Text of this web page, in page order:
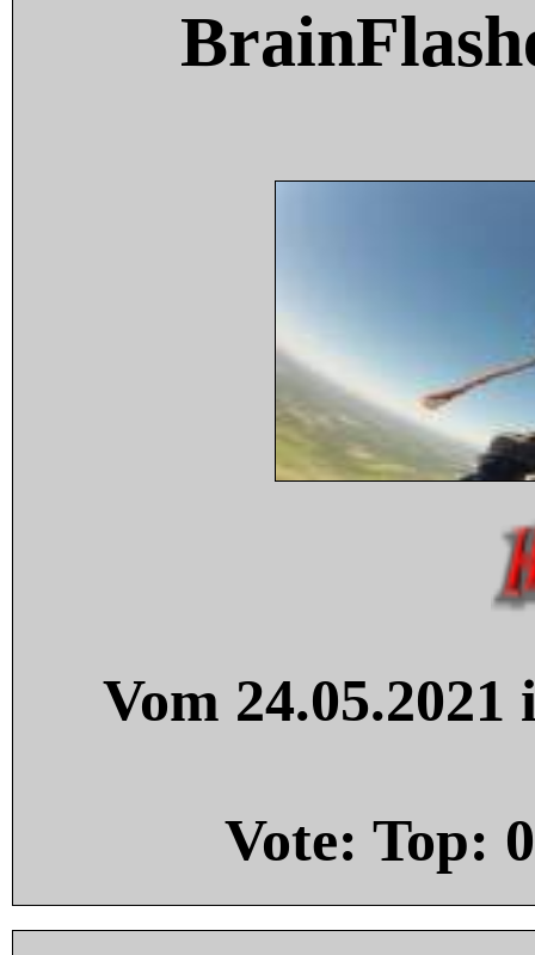
Vom
Vote: Top: 0